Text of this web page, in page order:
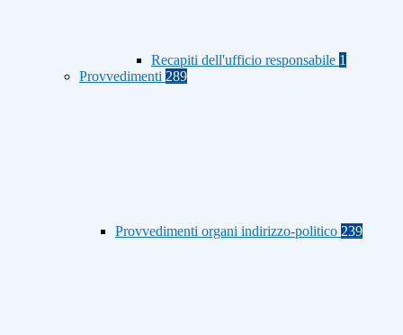
Recapiti dell'ufficio responsabile 1
Provvedimenti 289
Provvedimenti organi indirizzo-politico 239